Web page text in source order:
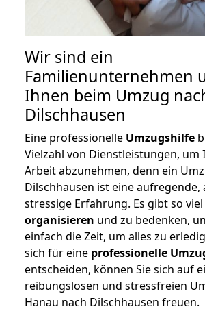
Wir sind ein
Familienunternehmen
Ihnen beim Umzug
Dilschhausen
Eine professionelle Umzugshilfe
Vielzahl von Dienstleistungen, um
Arbeit abzunehmen, denn ein
Dilschhausen ist eine aufregende,
stressige Erfahrung. Es gibt so viel
organisieren und zu bedenken,
einfach die Zeit, um alles zu
sich für eine professionelle
entscheiden, können Sie sich auf
reibungslosen und stressfreien
Hanau nach Dilschhausen freuen.